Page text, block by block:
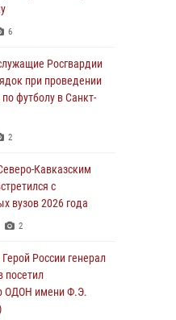
вымогательстве
Росгвардии
при проведении
в Санкт-
Росгвардии
донорской
росгвардейцы
в незаконном
6
Росгвардии
при проведении
футболу в Санкт-
2
Кавказским
с
вузов 2026 года
2
России генерал
посетил
ОДОН имени Ф.Э.